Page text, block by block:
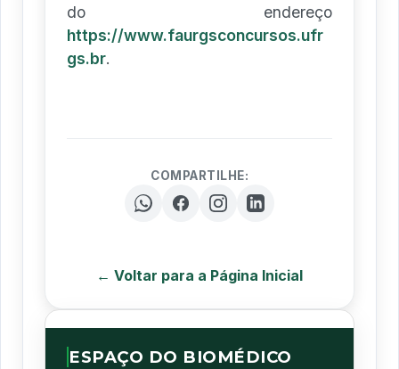
do endereço
https://www.faurgsconcursos.ufr
gs.br.
COMPARTILHE:
← Voltar para a Página Inicial
ESPAÇO DO BIOMÉDICO